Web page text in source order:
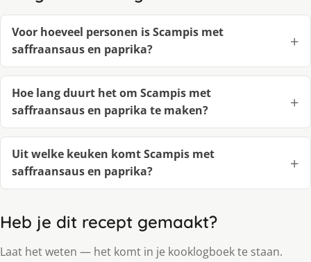
Voor hoeveel personen is Scampis met
saffraansaus en paprika?
Hoe lang duurt het om Scampis met
saffraansaus en paprika te maken?
Uit welke keuken komt Scampis met
saffraansaus en paprika?
Heb je dit recept gemaakt?
Laat het weten — het komt in je kooklogboek te staan.